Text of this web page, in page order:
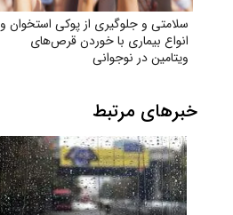
سلامتی و جلوگیری از پوکی استخوان و
انواع بیماری با خوردن قرص‌های
ویتامین در نوجوانی
خبرهای مرتبط